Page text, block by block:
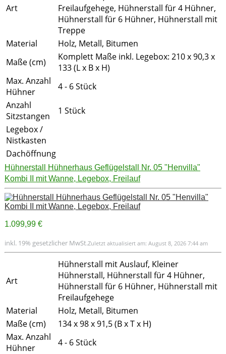
Art
Freilaufgehege, Hühnerstall für 4 Hühner,
Hühnerstall für 6 Hühner, Hühnerstall mit
Treppe
Material
Holz, Metall, Bitumen
Maße (cm)
Komplett Maße inkl. Legebox: 210 x 90,3 x
133 (L x B x H)
Max. Anzahl
Hühner
4 - 6 Stück
Anzahl
Sitzstangen
1 Stück
Legebox /
Nistkasten
Dachöffnung
Hühnerstall Hühnerhaus Geflügelstall Nr. 05 "Henvilla"
Kombi II mit Wanne, Legebox, Freilauf
1.099,99 €
inkl. 19% gesetzlicher MwSt.Zuletzt aktualisiert am: August 8, 2026 7:44 am
Art
Hühnerstall mit Auslauf, Kleiner
Hühnerstall, Hühnerstall für 4 Hühner,
Hühnerstall für 6 Hühner, Hühnerstall mit
Freilaufgehege
Material
Holz, Metall, Bitumen
Maße (cm)
134 x 98 x 91,5 (B x T x H)
Max. Anzahl
Hühner
4 - 6 Stück